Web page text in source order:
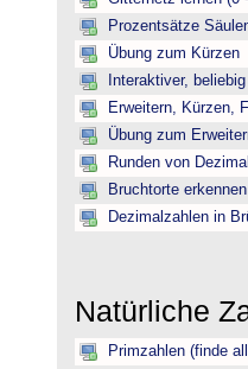
Prozentsätze
Übung zum Kürzen
Interaktiver,
Erweitern, Kürzen,
Übung zum
Runden von
Bruchtorte
Dezimalzahlen in
Natürliche
Primzahlen (finde